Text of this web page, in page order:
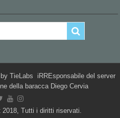
TieLabs iRREsponsabile del server
della baracca Diego Cervia
Tutti i diritti riservati.